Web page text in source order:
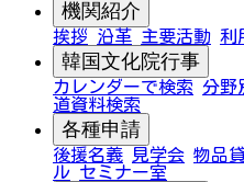
機関紹介
挨拶 沿革 主要活動 利
韓国文化院行事
カレンダーで検索 分野
道資料検索
各種申請
後援名義 見学会 物品
ル セミナー室